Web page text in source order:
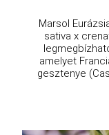
Marsol
sativa x
amelyet
gesztenye